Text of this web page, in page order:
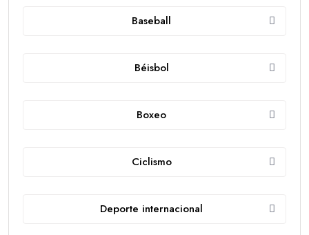
Baseball
Béisbol
Boxeo
Ciclismo
Deporte internacional